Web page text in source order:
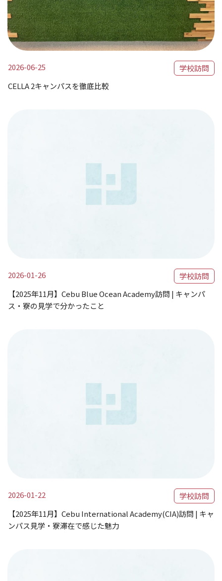
2026-06-25
学校訪問
CELLA 2キャンパスを徹底比較
2026-01-26
学校訪問
【2025年11月】Cebu Blue Ocean Academy訪問 | キャンパ
ス・寮の見学で分かったこと
2026-01-22
学校訪問
【2025年11月】Cebu International Academy(CIA)訪問 | キャ
ンパス見学・寮滞在で感じた魅力